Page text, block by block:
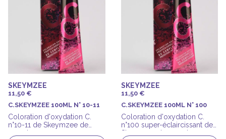
SKEYMZEE
11,50 €
C.SKEYMZEE 100ML N° 10-11
Coloration d'oxydation C.
n°10-11 de Skeymzee de
100ml
SKEYMZEE
11,50 €
C.SKEYMZEE 100ML N° 100
Coloration d'oxydation C.
n°100 super-éclaircissant de
Skeymzee de 100ml